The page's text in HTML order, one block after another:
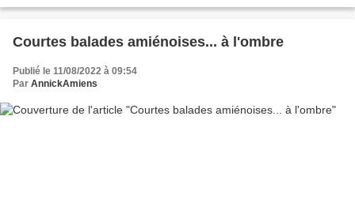
Courtes balades amiénoises... à l'ombre
Publié le 11/08/2022 à 09:54
Par AnnickAmiens